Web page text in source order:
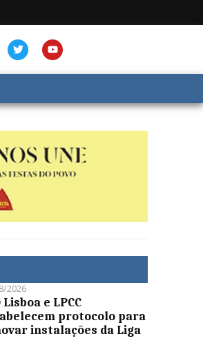
2026
Lisboa e LPCC
protocolo para
instalações da Liga